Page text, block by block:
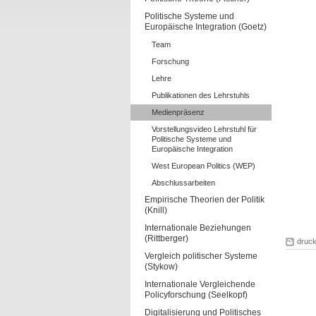
Politische Systeme und
Europäische Integration (Goetz)
Team
Forschung
Lehre
Publikationen des Lehrstuhls
Medienpräsenz
Vorstellungsvideo Lehrstuhl für
Politische Systeme und
Europäische Integration
West European Politics (WEP)
Abschlussarbeiten
Empirische Theorien der Politik
(Knill)
Internationale Beziehungen
(Rittberger)
Vergleich politischer Systeme
(Stykow)
Internationale Vergleichende
Policyforschung (Seelkopf)
Digitalisierung und Politisches